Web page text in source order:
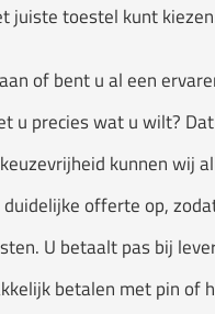
juiste toestel kunt
of bent u al een
u precies wat u wilt?
kunnen wij
offerte op,
U betaalt pas bij
betalen met pin of